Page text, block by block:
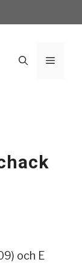
Meny
och E